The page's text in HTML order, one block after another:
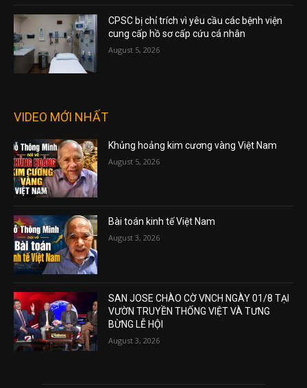
CPSC bị chỉ trích vì yêu cầu các bệnh viện
cung cấp hồ sơ cấp cứu cá nhân
August 5, 2026
VIDEO MỚI NHẤT
Khủng hoảng kim cương vàng Việt Nam
August 5, 2026
Bài toán kinh tế Việt Nam
August 3, 2026
SAN JOSE CHÀO CỜ VNCH NGÀY 01/8 TẠI
VƯỜN TRUYỀN THỐNG VIỆT VÀ TƯNG
BỪNG LỄ HỘI
August 3, 2026